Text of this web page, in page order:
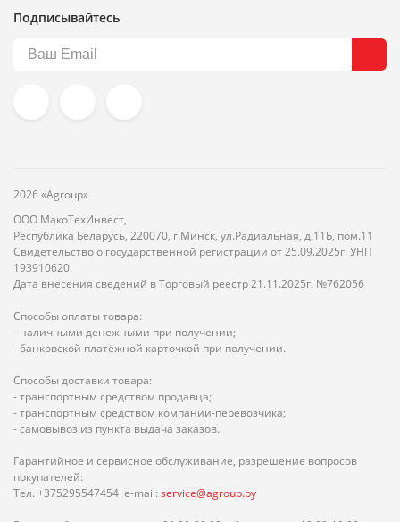
Подписывайтесь
2026 «Agroup»
ООО МакоТехИнвест,
Республика Беларусь, 220070, г.Минск, ул.Радиальная, д.11Б, пом.11
Свидетельство о государственной регистрации от 25.09.2025г. УНП
193910620.
Дата внесения сведений в Торговый реестр 21.11.2025г. №762056
Способы оплаты товара:
- наличными денежными при получении;
- банковской платёжной карточкой при получении.
Способы доставки товара:
- транспортным средством продавца;
- транспортным средством компании-перевозчика;
- самовывоз из пункта выдача заказов.
Гарантийное и сервисное обслуживание, разрешение вопросов
покупателей:
Тел. +375295547454 e-mail: service@agroup.by